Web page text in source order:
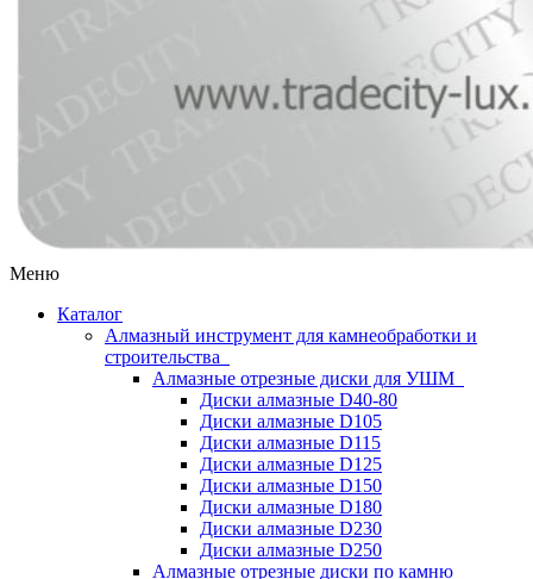
Меню
Каталог
Алмазный инструмент для камнеобработки и
строительства
Алмазные отрезные диски для УШМ
Диски алмазные D40-80
Диски алмазные D105
Диски алмазные D115
Диски алмазные D125
Диски алмазные D150
Диски алмазные D180
Диски алмазные D230
Диски алмазные D250
Алмазные отрезные диски по камню